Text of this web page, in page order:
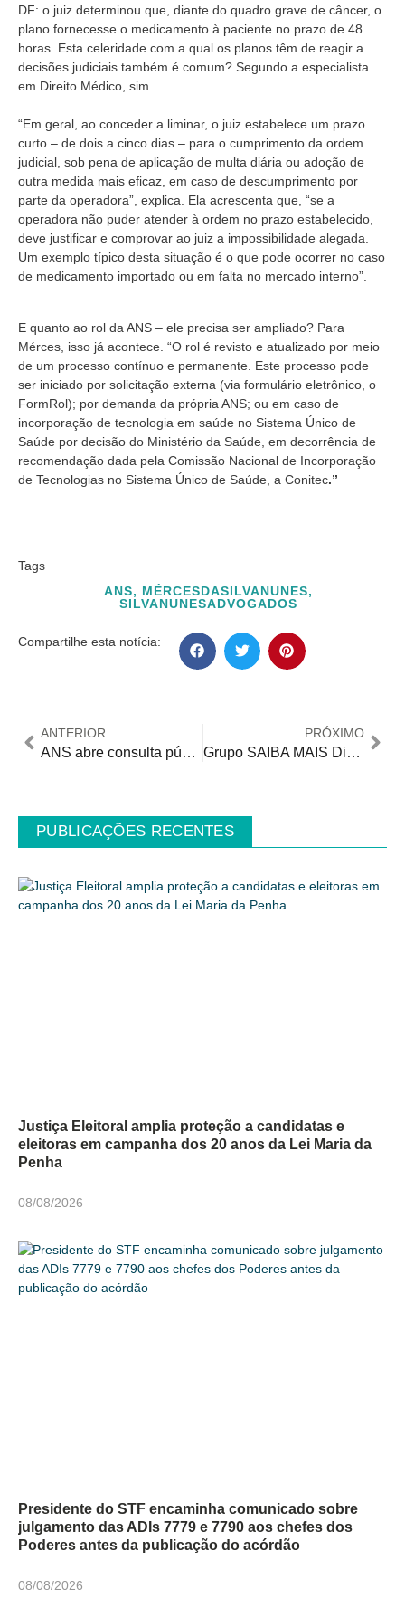
DF: o juiz determinou que, diante do quadro grave de câncer, o
plano fornecesse o medicamento à paciente no prazo de 48
horas. Esta celeridade com a qual os planos têm de reagir a
decisões judiciais também é comum? Segundo a especialista
em Direito Médico, sim.
“Em geral, ao conceder a liminar, o juiz estabelece um prazo
curto – de dois a cinco dias – para o cumprimento da ordem
judicial, sob pena de aplicação de multa diária ou adoção de
outra medida mais eficaz, em caso de descumprimento por
parte da operadora”, explica. Ela acrescenta que, “se a
operadora não puder atender à ordem no prazo estabelecido,
deve justificar e comprovar ao juiz a impossibilidade alegada.
Um exemplo típico desta situação é o que pode ocorrer no caso
de medicamento importado ou em falta no mercado interno”.
E quanto ao rol da ANS – ele precisa ser ampliado? Para
Mérces, isso já acontece. “O rol é revisto e atualizado por meio
de um processo contínuo e permanente. Este processo pode
ser iniciado por solicitação externa (via formulário eletrônico, o
FormRol); por demanda da própria ANS; ou em caso de
incorporação de tecnologia em saúde no Sistema Único de
Saúde por decisão do Ministério da Saúde, em decorrência de
recomendação dada pela Comissão Nacional de Incorporação
de Tecnologias no Sistema Único de Saúde, a Conitec.”
Tags
ANS, MÉRCESDASILVANUNES,
SILVANUNESADVOGADOS
Compartilhe esta notícia:
ANTERIOR
ANS abre consulta pública para incorporação do ofatumumabe para tratamento da Esclerose Múltipla até 4 de julho
PRÓXIMO
Grupo SAIBA MAIS Direito oferece informações sobre os Direitos das pessoas com deficiência
PUBLICAÇÕES RECENTES
Justiça Eleitoral amplia proteção a candidatas e
eleitoras em campanha dos 20 anos da Lei Maria da
Penha
08/08/2026
Presidente do STF encaminha comunicado sobre
julgamento das ADIs 7779 e 7790 aos chefes dos
Poderes antes da publicação do acórdão
08/08/2026